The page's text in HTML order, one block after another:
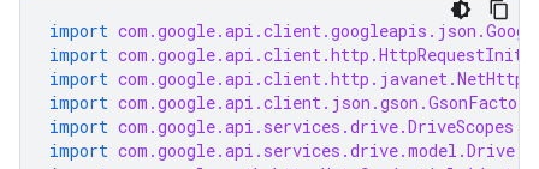
import
import
import
import com.google.api.client.json.gson.GsonFactory
import com.google.api.services.drive.DriveScopes
import com.google.api.services.drive.model.Drive